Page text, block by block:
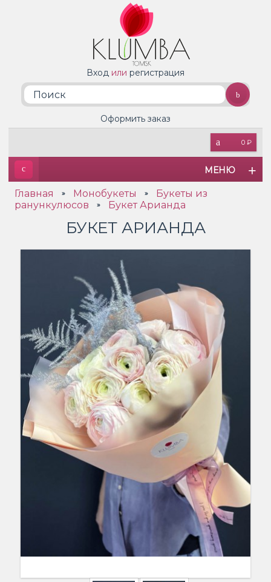
Вход или регистрация
0 ₽
Оформить заказ
МЕНЮ
Главная » Монобукеты »
Букеты из
ранункулюсов
» Букет Арианда
БУКЕТ АРИАНДА